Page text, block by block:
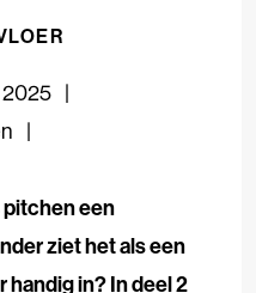
2025
pitchen een
ziet het als een
handig in? In deel 2